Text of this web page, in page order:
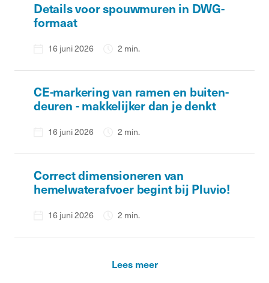
Details voor spouwmuren in DWG-
formaat
16 juni 2026 2 min.
CE-markering van ramen en buiten­
deuren - makkelijker dan je denkt
16 juni 2026 2 min.
Correct dimensioneren van
hemelwaterafvoer begint bij Pluvio!
16 juni 2026 2 min.
Lees meer